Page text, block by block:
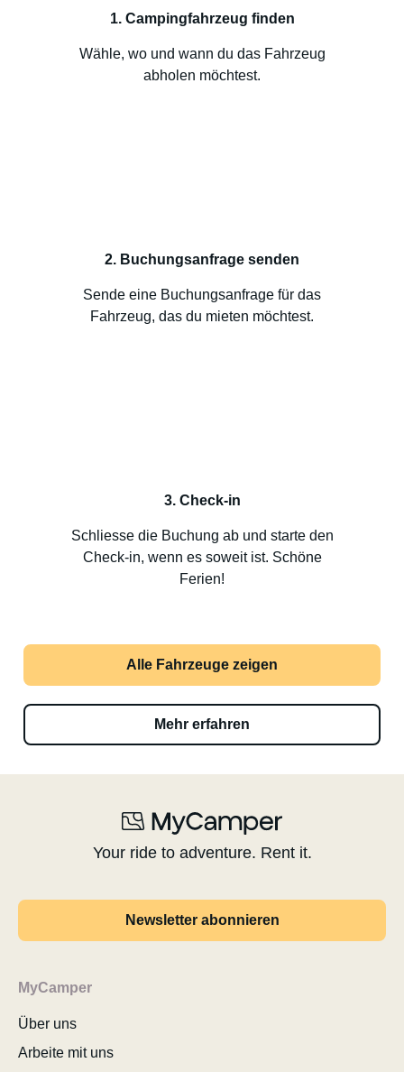
1. Campingfahrzeug finden
Wähle, wo und wann du das Fahrzeug
abholen möchtest.
2. Buchungsanfrage senden
Sende eine Buchungsanfrage für das
Fahrzeug, das du mieten möchtest.
3. Check-in
Schliesse die Buchung ab und starte den
Check-in, wenn es soweit ist. Schöne
Ferien!
Alle Fahrzeuge zeigen
Mehr erfahren
Your ride to adventure. Rent it.
Newsletter abonnieren
MyCamper
Über uns
Arbeite mit uns